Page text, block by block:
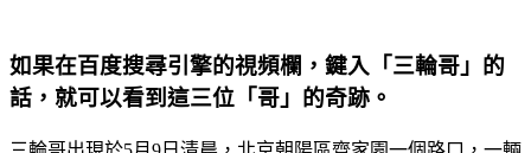
如果在百度搜尋引擎的視頻欄，鍵入「三輪哥」的
話，就可以看到這三位「哥」的奇跡。